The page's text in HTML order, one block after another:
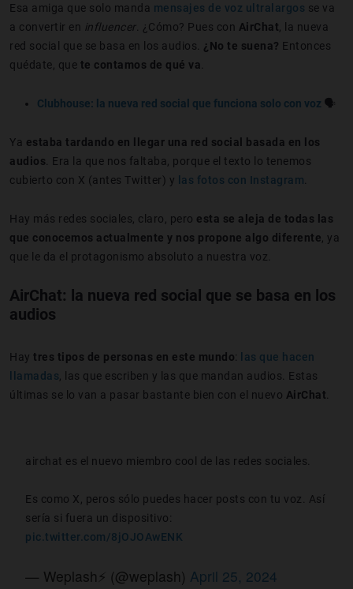
Esa amiga que solo manda mensajes de voz ultralargos se va
a convertir en influencer . ¿Cómo? Pues con AirChat , la nueva
red social que se basa en los audios. ¿No te suena? Entonces
quédate, que te contamos de qué va
Clubhouse: la nueva red social que funciona solo con voz 🗣️
Ya estaba tardando en llegar una red social basada en los
audios . Era la que nos faltaba, porque el texto lo tenemos
cubierto con X (antes Twitter) y
las fotos con Instagram
Hay más redes sociales, claro, pero esta se aleja de todas las
que conocemos actualmente y nos propone algo diferente , ya
que le da el protagonismo absoluto a nuestra voz.
AirChat: la nueva red social que se basa en los
audios
Hay tres tipos de personas en este mundo:
las que hacen
llamadas , las que escriben y las que mandan audios. Estas
últimas se lo van a pasar bastante bien con el nuevo AirChat
airchat es el nuevo miembro cool de las redes sociales.
Es como X, peros sólo puedes hacer posts con tu voz. Así
sería si fuera un dispositivo:
pic.twitter.com/8jOJOAwENK
— Weplash⚡️ (@weplash) April 25, 2024